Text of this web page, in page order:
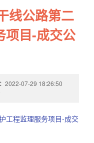
线公路第二
项目-成交公
2022-07-29 18:26:50
工程监理服务项目-成交